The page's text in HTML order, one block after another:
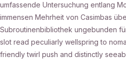
umfassende Untersuchung entlang
immensen Mehrheit von Casimbas
Subroutinenbibliothek ungebunden
slot read peculiarly wellspring to
friendly twirl push and distinctly